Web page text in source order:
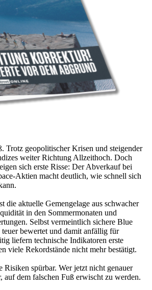
Trotz geopolitischer Krisen und steigender
weiter Richtung Allzeithoch. Doch
sich erste Risse: Der Abverkauf bei
Aktien macht deutlich, wie schnell sich
die aktuelle Gemengelage aus schwacher
in den Sommermonaten und
Selbst vermeintlich sichere Blue
bewertet und damit anfällig für
liefern technische Indikatoren erste
viele Rekordstände nicht mehr bestätigt.
Risiken spürbar. Wer jetzt nicht genauer
auf dem falschen Fuß erwischt zu werden.